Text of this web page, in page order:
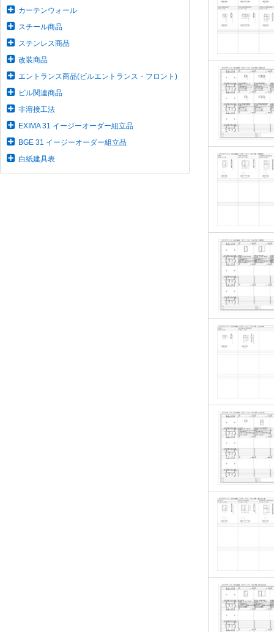
カーテンウォール
スチール商品
ステンレス商品
改装商品
エントランス商品(ビルエントランス・フロント)
ビル関連商品
非溶接工法
EXIMA 31 イージーオーダー組立品
BGE 31 イージーオーダー組立品
白紙建具表